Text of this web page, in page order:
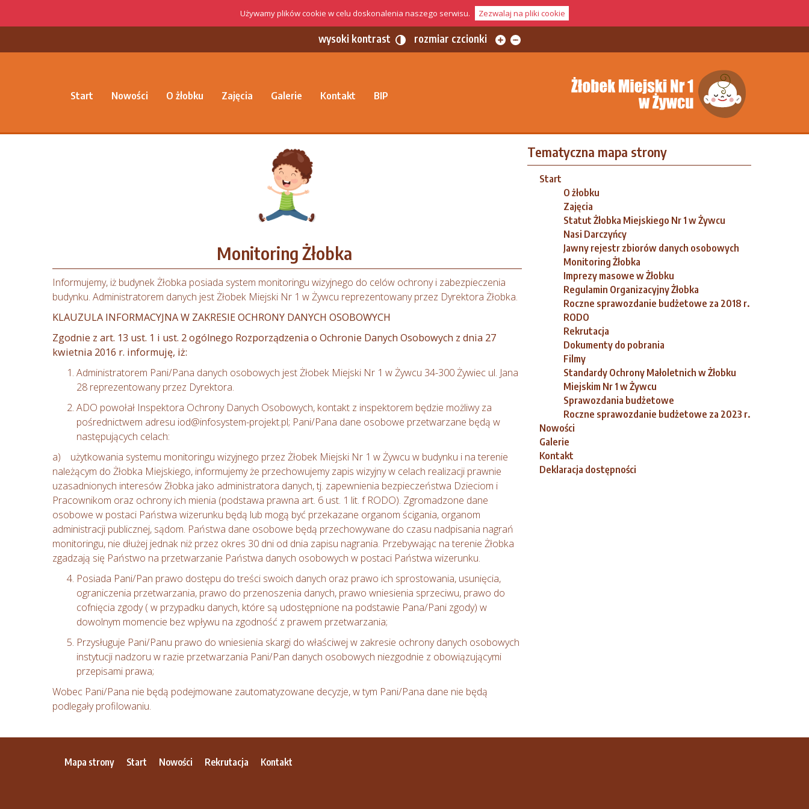
Używamy plików cookie w celu doskonalenia naszego serwisu. Zezwalaj na pliki cookie
wysoki kontrast rozmiar czcionki
Start Nowości O żłobku Zajęcia Galerie Kontakt BIP
Monitoring Żłobka
Informujemy, iż budynek Żłobka posiada system monitoringu wizyjnego do celów ochrony i zabezpieczenia
budynku. Administratorem danych jest Żłobek Miejski Nr 1 w Żywcu reprezentowany przez Dyrektora Żłobka.
KLAUZULA INFORMACYJNA W ZAKRESIE OCHRONY DANYCH OSOBOWYCH
Zgodnie z art. 13 ust. 1 i ust. 2 ogólnego Rozporządzenia o Ochronie Danych Osobowych z dnia 27
kwietnia 2016 r. informuję, iż:
Administratorem Pani/Pana danych osobowych jest Żłobek Miejski Nr 1 w Żywcu 34-300 Żywiec ul. Jana
28 reprezentowany przez Dyrektora.
ADO powołał Inspektora Ochrony Danych Osobowych, kontakt z inspektorem będzie możliwy za
pośrednictwem adresu iod@infosystem-projekt.pl; Pani/Pana dane osobowe przetwarzane będą w
następujących celach:
a) użytkowania systemu monitoringu wizyjnego przez Żłobek Miejski Nr 1 w Żywcu w budynku i na terenie
należącym do Żłobka Miejskiego, informujemy że przechowujemy zapis wizyjny w celach realizacji prawnie
uzasadnionych interesów Żłobka jako administratora danych, tj. zapewnienia bezpieczeństwa Dzieciom i
Pracownikom oraz ochrony ich mienia (podstawa prawna art. 6 ust. 1 lit. f RODO). Zgromadzone dane
osobowe w postaci Państwa wizerunku będą lub mogą być przekazane organom ścigania, organom
administracji publicznej, sądom. Państwa dane osobowe będą przechowywane do czasu nadpisania nagrań
monitoringu, nie dłużej jednak niż przez okres 30 dni od dnia zapisu nagrania. Przebywając na terenie Żłobka
zgadzają się Państwo na przetwarzanie Państwa danych osobowych w postaci Państwa wizerunku.
Posiada Pani/Pan prawo dostępu do treści swoich danych oraz prawo ich sprostowania, usunięcia,
ograniczenia przetwarzania, prawo do przenoszenia danych, prawo wniesienia sprzeciwu, prawo do
cofnięcia zgody ( w przypadku danych, które są udostępnione na podstawie Pana/Pani zgody) w
dowolnym momencie bez wpływu na zgodność z prawem przetwarzania;
Przysługuje Pani/Panu prawo do wniesienia skargi do właściwej w zakresie ochrony danych osobowych
instytucji nadzoru w razie przetwarzania Pani/Pan danych osobowych niezgodnie z obowiązującymi
przepisami prawa;
Wobec Pani/Pana nie będą podejmowane zautomatyzowane decyzje, w tym Pani/Pana dane nie będą
podlegały profilowaniu.
Tematyczna mapa strony
Start
O żłobku
Zajęcia
Statut Żłobka Miejskiego Nr 1 w Żywcu
Nasi Darczyńcy
Jawny rejestr zbiorów danych osobowych
Monitoring Żłobka
Imprezy masowe w Żłobku
Regulamin Organizacyjny Żłobka
Roczne sprawozdanie budżetowe za 2018 r.
RODO
Rekrutacja
Dokumenty do pobrania
Filmy
Standardy Ochrony Małoletnich w Żłobku
Miejskim Nr 1 w Żywcu
Sprawozdania budżetowe
Roczne sprawozdanie budżetowe za 2023 r.
Nowości
Galerie
Kontakt
Deklaracja dostępności
Mapa strony Start Nowości Rekrutacja Kontakt